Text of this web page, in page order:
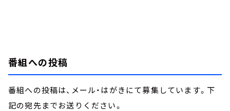
番組への投稿
番組への投稿は、メール・はがきにて募集しています。下
記の宛先までお送りください。